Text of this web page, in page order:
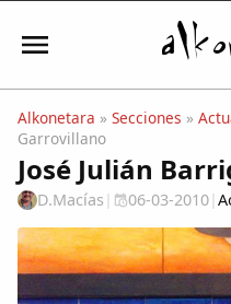
Iniciar sesión
Mi Cuenta
Alkonetara » Secciones »
Garrovillano
José Julián
D.Macías | 06-03-2010|